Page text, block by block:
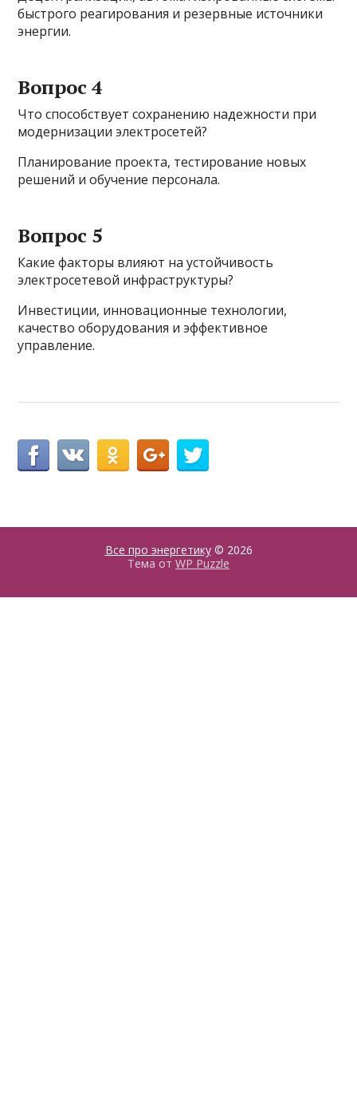
быстрого реагирования и резервные источники
энергии.
Вопрос 4
Что способствует сохранению надежности при
модернизации электросетей?
Планирование проекта, тестирование новых
решений и обучение персонала.
Вопрос 5
Какие факторы влияют на устойчивость
электросетевой инфраструктуры?
Инвестиции, инновационные технологии,
качество оборудования и эффективное
управление.
Все про энергетику© 2026
Тема от WP Puzzle